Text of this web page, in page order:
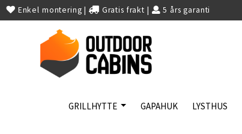
Enkel montering | Gratis frakt | 5 års garanti
GRILLHYTTE GAPAHUK LYSTHUS